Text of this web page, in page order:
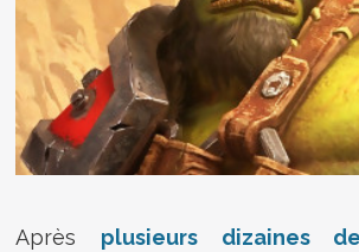
Après plusieurs dizaines